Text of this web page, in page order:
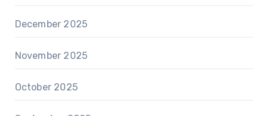
December 2025
November 2025
October 2025